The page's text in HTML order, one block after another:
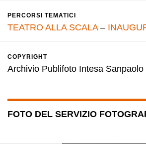
PERCORSI TEMATICI
TEATRO ALLA SCALA–
COPYRIGHT
Archivio Publifoto Intesa Sanpaolo
FOTO DEL SERVIZIO